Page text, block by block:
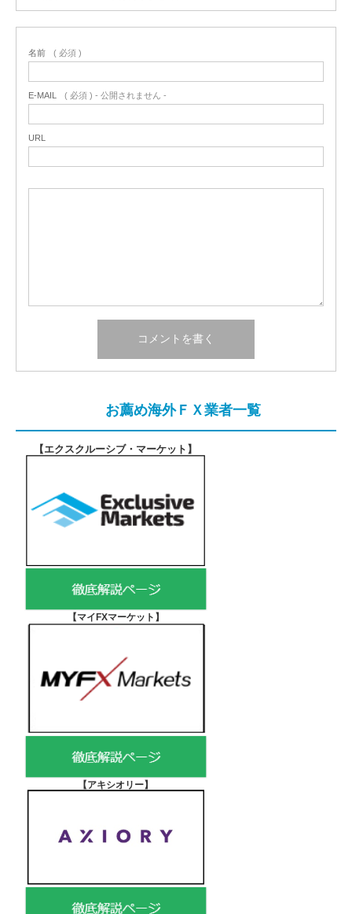
名前 ( 必須 )
E-MAIL ( 必須 ) - 公開されません -
URL
お薦め海外ＦＸ業者一覧
【エクスクルーシブ・マーケット 】
【マイFXマーケット 】
【アキシオリー】